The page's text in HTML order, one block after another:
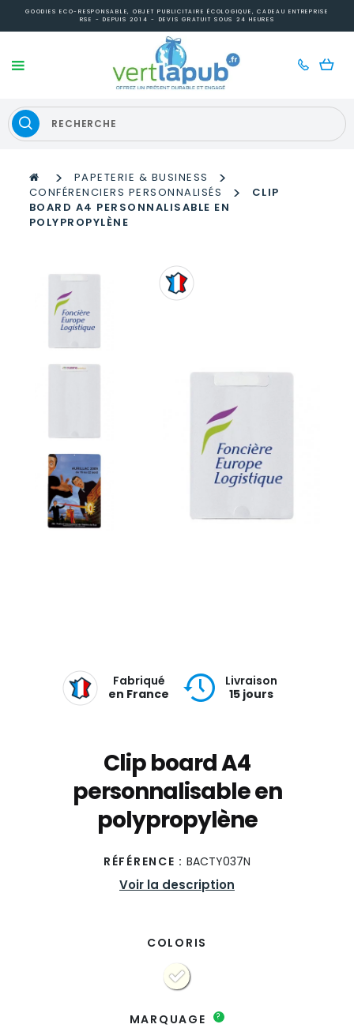
GOODIES ECO-RESPONSABLE, OBJET PUBLICITAIRE ÉCOLOGIQUE, CADEAU ENTREPRISE
RSE - DEPUIS 2014 - DEVIS GRATUIT SOUS 24 HEURES
> PAPETERIE & BUSINESS >
CONFÉRENCIERS PERSONNALISÉS >
CLIP
BOARD A4 PERSONNALISABLE EN
POLYPROPYLÈNE
Fabriqué
en France
Livraison
15 jours
Clip board A4
personnalisable en
polypropylène
RÉFÉRENCE : BACTY037N
Voir la description
COLORIS
MARQUAGE ?